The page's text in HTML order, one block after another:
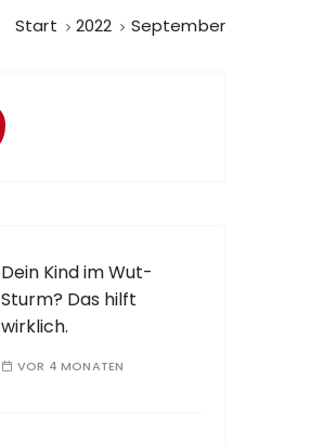
Start 2022 September
Dein Kind im Wut-
Sturm? Das hilft
wirklich.
VOR 4 MONATEN